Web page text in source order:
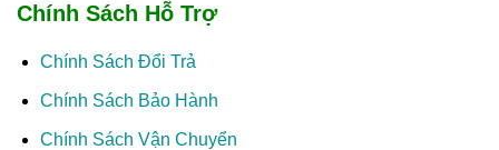
Chính Sách Hỗ Trợ
Chính Sách Đổi Trả
Chính Sách Bảo Hành
Chính Sách Vận Chuyển